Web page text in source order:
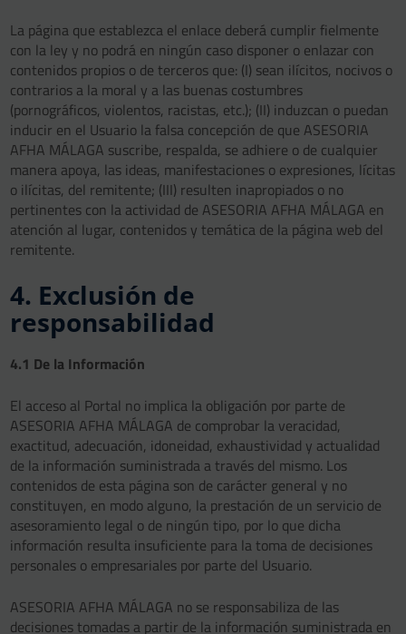
La página que establezca el enlace deberá cumplir fielmente
con la ley y no podrá en ningún caso disponer o enlazar con
contenidos propios o de terceros que: (I) sean ilícitos, nocivos o
contrarios a la moral y a las buenas costumbres
(pornográficos, violentos, racistas, etc.); (II) induzcan o puedan
inducir en el Usuario la falsa concepción de que ASESORIA
AFHA MÁLAGA suscribe, respalda, se adhiere o de cualquier
manera apoya, las ideas, manifestaciones o expresiones, lícitas
o ilícitas, del remitente; (III) resulten inapropiados o no
pertinentes con la actividad de ASESORIA AFHA MÁLAGA en
atención al lugar, contenidos y temática de la página web del
remitente.
4. Exclusión de
responsabilidad
4.1 De la Información
El acceso al Portal no implica la obligación por parte de
ASESORIA AFHA MÁLAGA de comprobar la veracidad,
exactitud, adecuación, idoneidad, exhaustividad y actualidad
de la información suministrada a través del mismo. Los
contenidos de esta página son de carácter general y no
constituyen, en modo alguno, la prestación de un servicio de
asesoramiento legal o de ningún tipo, por lo que dicha
información resulta insuficiente para la toma de decisiones
personales o empresariales por parte del Usuario.
ASESORIA AFHA MÁLAGA no se responsabiliza de las
decisiones tomadas a partir de la información suministrada en